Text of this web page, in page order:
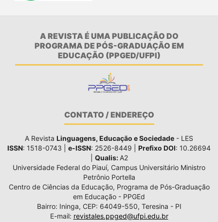
A REVISTA É UMA PUBLICAÇÃO DO
PROGRAMA DE PÓS-GRADUAÇÃO EM
EDUCAÇÃO (PPGED/UFPI)
CONTATO / ENDEREÇO
A Revista Linguagens, Educação e Sociedade - LES
ISSN: 1518-0743 | e-ISSN: 2526-8449 | Prefixo DOI: 10.26694
Qualis: A2
Universidade Federal do Piauí, Campus Universitário Ministro
Petrônio Portella
Centro de Ciências da Educação, Programa de Pós-Graduação
em Educação - PPGEd
Bairro: Ininga, CEP: 64049-550, Teresina - PI
E-mail: revistales.ppged@ufpi.edu.br